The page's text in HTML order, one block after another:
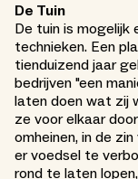
De Tuin
De tuin is mogelijk
technieken. Een
tienduizend jaar
bedrijven "een
laten doen wat zij
ze voor elkaar
omheinen, in de
er voedsel te
rond te laten